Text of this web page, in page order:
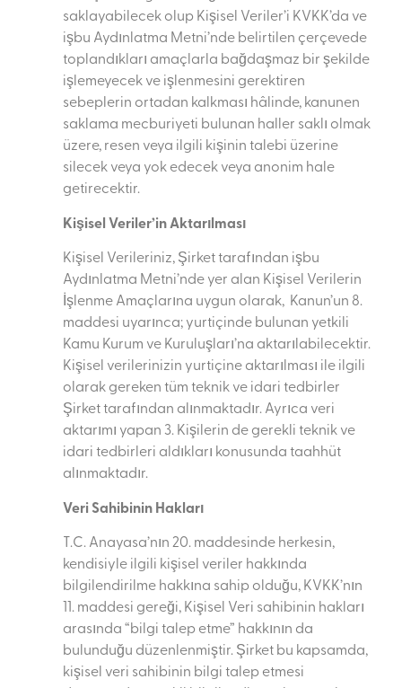
saklayabilecek olup Kişisel Veriler’i KVKK’da ve
işbu Aydınlatma Metni’nde belirtilen çerçevede
toplandıkları amaçlarla bağdaşmaz bir şekilde
işlemeyecek ve işlenmesini gerektiren
sebeplerin ortadan kalkması hâlinde, kanunen
saklama mecburiyeti bulunan haller saklı olmak
üzere, resen veya ilgili kişinin talebi üzerine
silecek veya yok edecek veya anonim hale
getirecektir.
Kişisel Veriler’in Aktarılması
Kişisel Verileriniz, Şirket tarafından işbu
Aydınlatma Metni’nde yer alan Kişisel Verilerin
İşlenme Amaçlarına uygun olarak, Kanun’un 8.
maddesi uyarınca; yurtiçinde bulunan yetkili
Kamu Kurum ve Kuruluşları’na aktarılabilecektir.
Kişisel verilerinizin yurtiçine aktarılması ile ilgili
olarak gereken tüm teknik ve idari tedbirler
Şirket tarafından alınmaktadır. Ayrıca veri
aktarımı yapan 3. Kişilerin de gerekli teknik ve
idari tedbirleri aldıkları konusunda taahhüt
alınmaktadır.
Veri Sahibinin Hakları
T.C. Anayasa’nın 20. maddesinde herkesin,
kendisiyle ilgili kişisel veriler hakkında
bilgilendirilme hakkına sahip olduğu, KVKK’nın
11. maddesi gereği, Kişisel Veri sahibinin hakları
arasında “bilgi talep etme” hakkının da
bulunduğu düzenlenmiştir. Şirket bu kapsamda,
kişisel veri sahibinin bilgi talep etmesi